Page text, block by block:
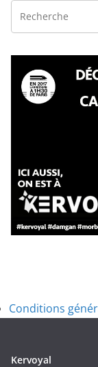
Conditions
Kervoyal